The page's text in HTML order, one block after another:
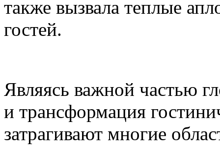
также вызвала теплые
гостей.
Являясь важной частью
и трансформация
затрагивают многие